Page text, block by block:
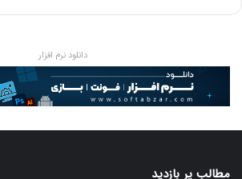
دانلود نرم افزار
مطالب پر بازدید